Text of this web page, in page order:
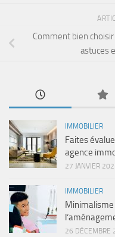
Comment bien
astuces
IMMOBILIER
Faites
agence
27 JANVIER
IMMOBILIER
26 DÉCEMBRE